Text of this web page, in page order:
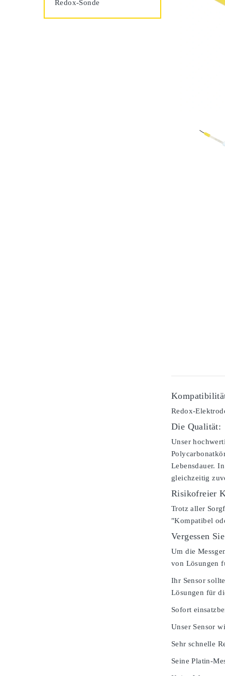
Redox-Sonde
Redox-
Die Qualität:
Unser
Lebensdauer.
gleichzeitig
Risikofreier
Trotz aller
"Kompatibel
Vergessen
Um die
von Lösungen
Ihr Sensor
Lösungen für
Sofort
Unser Sensor
Sehr schnelle
Seine Platin-